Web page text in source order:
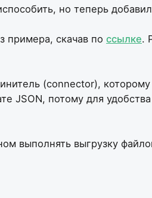
но теперь
примера, скачав по ссылке.
(connector),
потому для
выполнять выгрузку